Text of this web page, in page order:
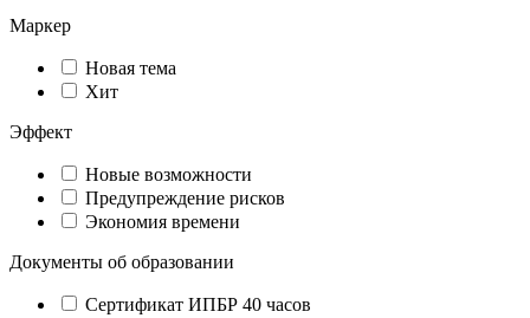
Маркер
Новая тема
Хит
Эффект
Новые возможности
Предупреждение рисков
Экономия времени
Документы об образовании
Сертификат ИПБР 40 часов